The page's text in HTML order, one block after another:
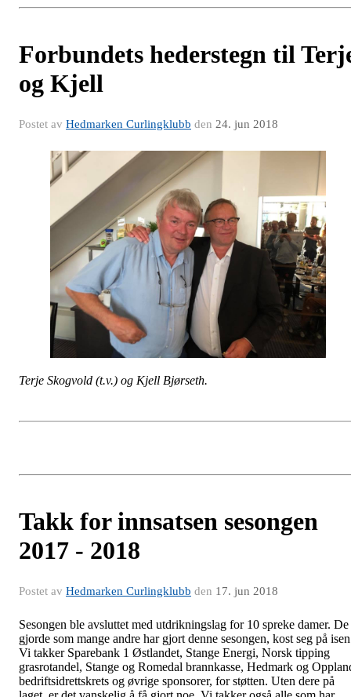
Forbundets hederstegn til
og Kjell
Postet av Hedmarken Curlingklubb den 24. jun 2018
Terje Skogvold (t.v.) og Kjell Bjørseth.
Takk for innsatsen sesongen
2017 - 2018
Postet av Hedmarken Curlingklubb den 17. jun 2018
Sesongen ble avsluttet med utdrikningslag for 10 spreke damer. De
gjorde som mange andre har gjort denne sesongen, kost seg på
Vi takker Sparebank 1 Østlandet, Stange Energi, Norsk tipping
grasrotandel, Stange og Romedal brannkasse, Hedmark og
bedriftsidrettskrets og øvrige sponsorer, for støtten. Uten dere på